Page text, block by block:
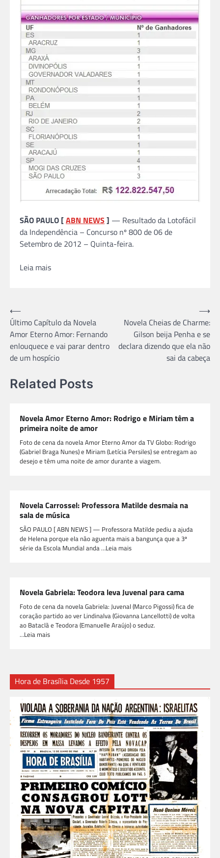
SÃO PAULO [ABN NEWS ] — Resultado da Lotofácil
da Independência – Concurso nº 800 de 06 de
Setembro de 2012 – Quinta-feira.
Leia mais
Navegação
de
Post
⟵
Último Capítulo da Novela
Amor Eterno Amor: Fernando
enlouquece e vai parar dentro
de um hospício
Novela Cheias de Charme:
Gilson beija Penha e se
declara dizendo que ela não
sai da cabeça
⟶
Related Posts
Novela Amor Eterno Amor: Rodrigo e Miriam têm a
primeira noite de amor
Foto de cena da novela Amor Eterno Amor da TV Globo: Rodrigo
(Gabriel Braga Nunes) e Miriam (Letícia Persiles) se entregam ao
desejo e têm uma noite de amor durante a viagem.
Novela Carrossel: Professora Matilde desmaia na
sala de música
SÃO PAULO [ ABN NEWS ] — Professora Matilde pediu a ajuda
de Helena porque ela não aguenta mais a bangunça que a 3ª
série da Escola Mundial anda …Leia mais
Novela Gabriela: Teodora leva Juvenal para cama
Foto de cena da novela Gabriela: Juvenal (Marco Pigossi) fica de
coração partido ao ver Lindinalva (Giovanna Lancellotti) de volta
ao Bataclã e Teodora (Emanuelle Araújo) o seduz.
…Leia mais
Hora de Brasília Desde 1957